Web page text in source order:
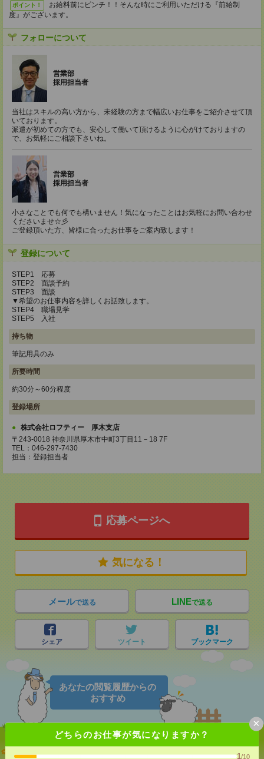
どちらのお仕事が気になりますか？
1/10
×
ポイント！
お給料前にピンチ！！そんな時にご利用いただける『前給制
度』がございます。
フォローについて
営業部
採用担当者
当社はスキルの高い方から、未経験の方まで幅広いお仕事をご紹介させて頂
いております。
派遣が初めての方でも、安心して働いて頂けるように心がけておりますの
で、お気軽にご相談下さいね。
営業部
採用担当者
小さなことでも何でも構いません！気になったことはお気軽にお問い合わせ
くださいませ☆彡
ご登録頂いた方、皆様に合ったお仕事をご案内致します！
登録について
STEP1 応募
STEP2 面談予約
STEP3 面談
▼希望のお仕事内容を詳しくお話致します。
STEP4 職場見学
STEP5 入社
持ち物
筆記用具のみ
所要時間
約30分～60分程度
登録場所
株式会社ロフティー 厚木支店
〒243-0018 神奈川県厚木市中町3丁目11－18 7F
TEL：046-297-7430
担当：登録担当者
応募ページへ
気になる！
メールで送る LINEで送る
シェア ツイート ブックマーク
あなたの閲覧履歴からの
おすすめ
志望動機も履歴書も不要！日収1.2万円～＊未経験OK